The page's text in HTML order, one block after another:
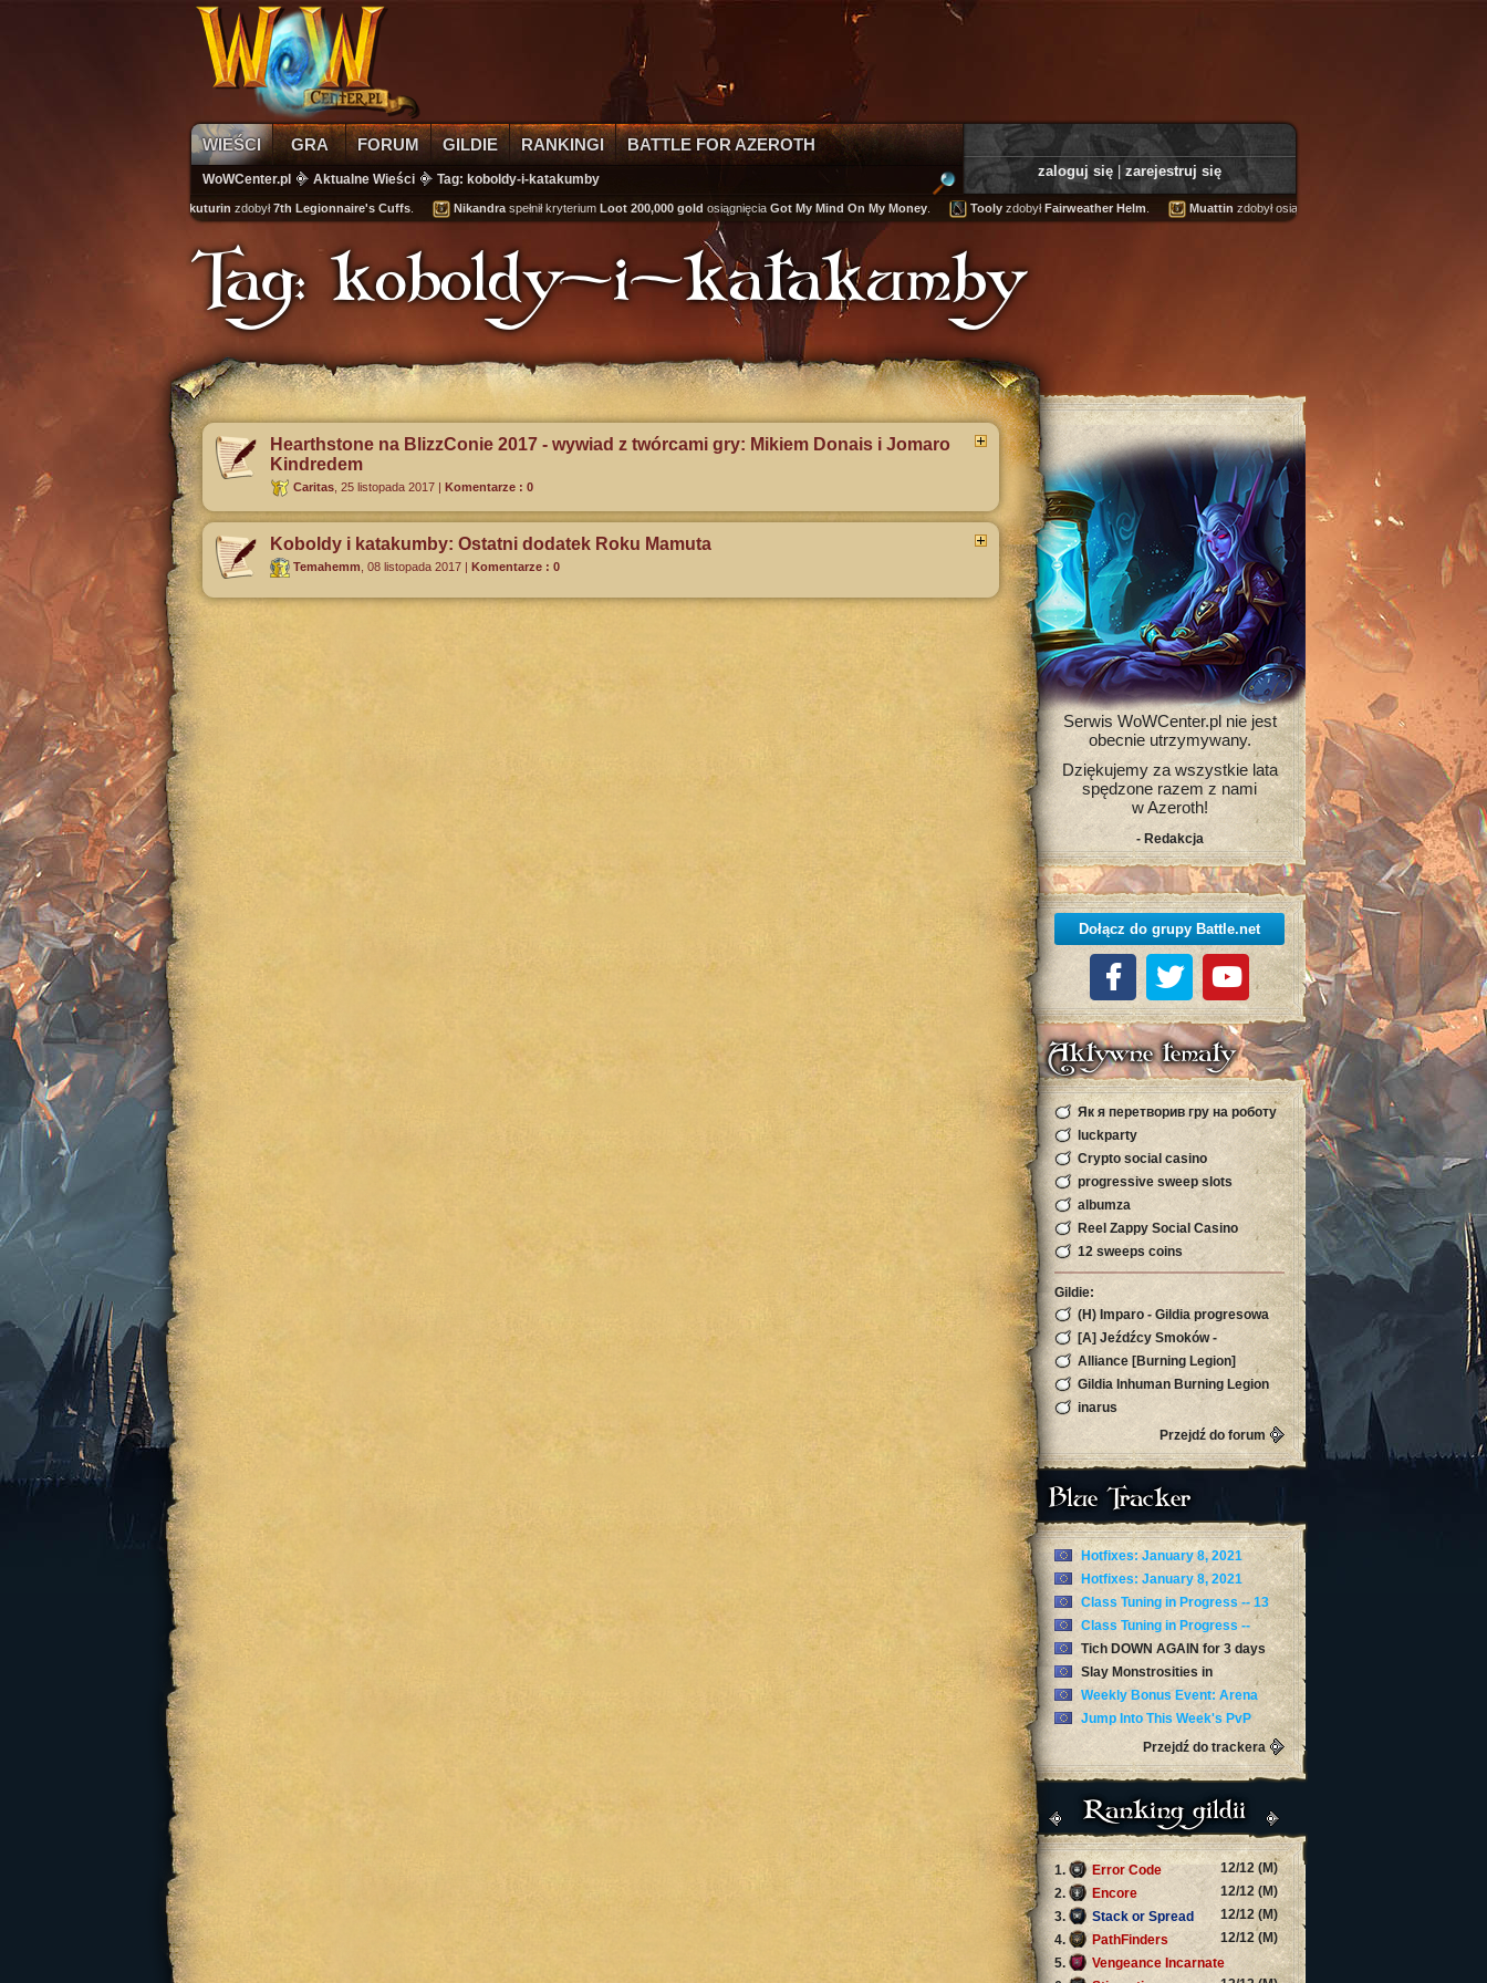
zaloguj się zarejestruj się
WIEŚCI GRA FORUM GILDIE RANKINGI BATTLE FOR AZEROTH
WoWCenter.pl Aktualne Wieści Tag: koboldy-i-katakumby
kuturinzdobył 7th Legionnaire's Cuffs. Nikandraspełnił kryteriumLoot 200,000 goldosiągnięciaGot My Mind On My Money . Toolyzdobył Fairweather Helm. Muattinzdobył osiągnięcie
Tag: koboldy-i-katakumby
Serwis WoWCenter.pl nie jest
obecnie utrzymywany.
Dziękujemy za wszystkie lata
spędzone razem z nami
w Azeroth!
- Redakcja
Dołącz do grupy Battle.net
Aktywne tematy
Як я перетворив гру на роботу
і виграв більше, ніж заробляв за р
luckparty
Crypto social casino
progressive sweep slots
albumza
Reel Zappy Social Casino
12 sweeps coins
Gildie:
(H) Imparo - Gildia progresowa
Burning Legion!
[A] Jeźdźcy Smoków -
Silvermoon
Alliance [Burning Legion]
Gildia Inhuman Burning Legion
Horda Zapraszamy
inarus
Przejdź do forum
Blue Tracker
Hotfixes: January 8, 2021
Hotfixes: January 8, 2021
Class Tuning in Progress -- 13
JanuaryClass Tuning in Progress --
January 12
Tich DOWN AGAIN for 3 days
now Slay Monstrosities in
Torghast’s Twisting Corridors
Weekly Bonus Event: Arena
Skirmishes
Jump Into This Week's PvP
Przejdź do trackera
Ranking gildii
1. Error Code
12/12 (M)
2.
Encore
12/12 (M)
3.
Stack or Spread
12/12 (M)
4.
PathFinders
12/12 (M)
5.
Vengeance Incarnate
12/12 (M)
Hearthstone na BlizzConie 2017 - wywiad z twórcami gry: Mikiem Donais i Jomaro
Kindredem
Caritas 25 listopada 2017 | Komentarze : 0
Koboldy i katakumby: Ostatni dodatek Roku Mamuta
Temahemm 08 listopada 2017 | Komentarze : 0